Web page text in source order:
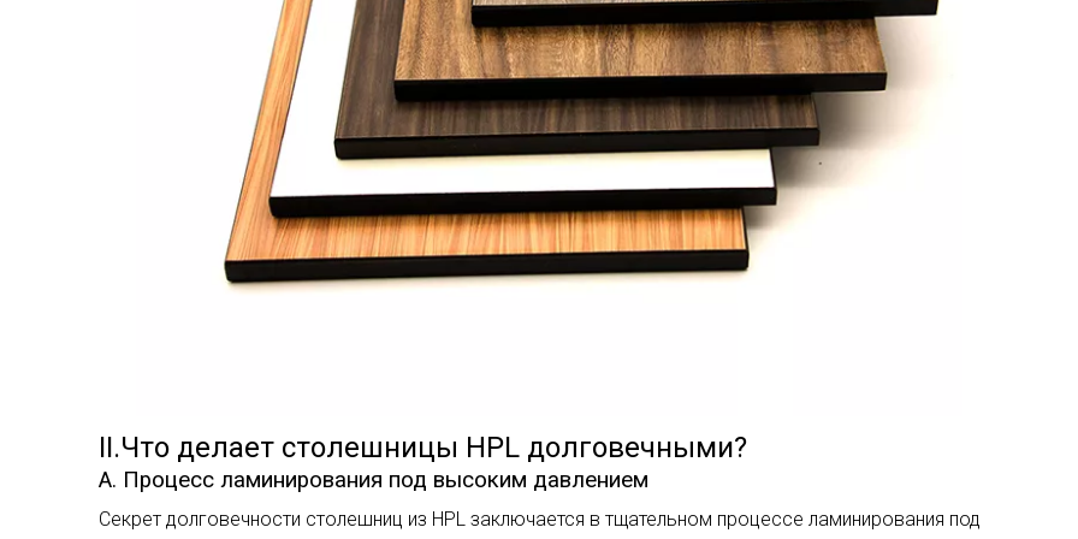
II.Что делает столешницы HPL долговечными?
А. Процесс ламинирования под высоким давлением
Секрет долговечности столешниц из HPL заключается в тщательном процессе ламинирования под